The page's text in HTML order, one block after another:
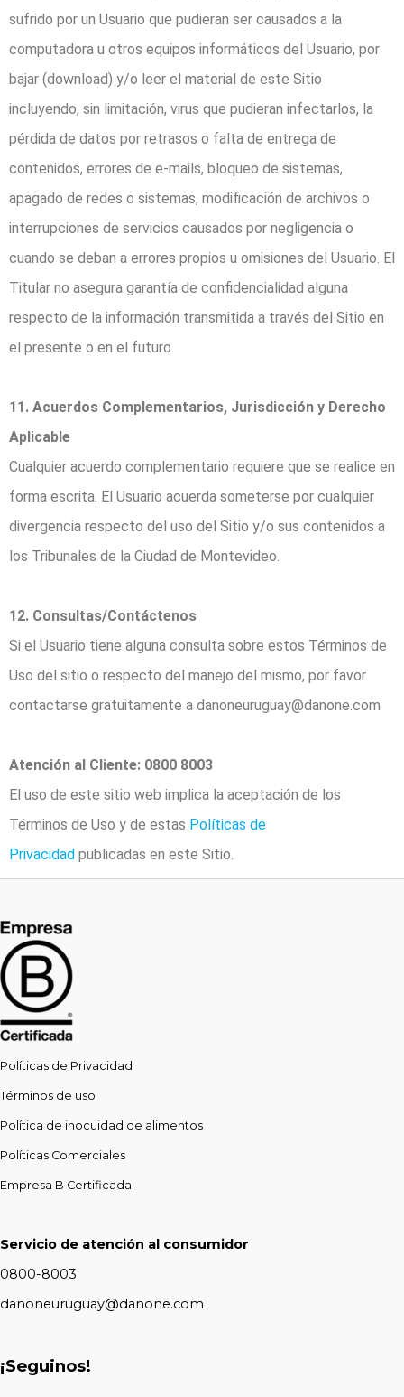
sufrido por un Usuario que pudieran ser causados a la
computadora u otros equipos informáticos del Usuario, por
bajar (download) y/o leer el material de este Sitio
incluyendo, sin limitación, virus que pudieran infectarlos, la
pérdida de datos por retrasos o falta de entrega de
contenidos, errores de e-mails, bloqueo de sistemas,
apagado de redes o sistemas, modificación de archivos o
interrupciones de servicios causados por negligencia o
cuando se deban a errores propios u omisiones del Usuario. El
Titular no asegura garantía de confidencialidad alguna
respecto de la información transmitida a través del Sitio en
el presente o en el futuro.
11. Acuerdos Complementarios, Jurisdicción y Derecho
Aplicable
Cualquier acuerdo complementario requiere que se realice en
forma escrita. El Usuario acuerda someterse por cualquier
divergencia respecto del uso del Sitio y/o sus contenidos a
los Tribunales de la Ciudad de Montevideo.
12. Consultas/Contáctenos
Si el Usuario tiene alguna consulta sobre estos Términos de
Uso del sitio o respecto del manejo del mismo, por favor
contactarse gratuitamente a danoneuruguay@danone.com
Atención al Cliente: 0800 8003
El uso de este sitio web implica la aceptación de los
Términos de Uso y de estas Políticas de
Privacidad publicadas en este Sitio.
Políticas de Privacidad
Términos de uso
Política de inocuidad de alimentos
Políticas Comerciales
Empresa B Certificada
Servicio de atención al consumidor
0800-8003
danoneuruguay@danone.com
¡Seguinos!